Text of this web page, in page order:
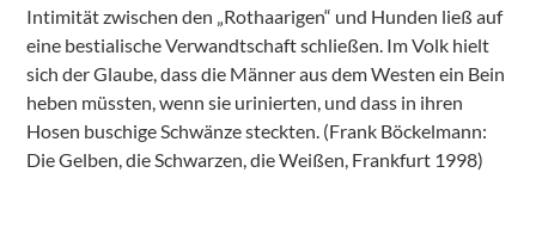
Intimität zwischen den „Rothaarigen“ und Hunden ließ auf
eine bestialische Verwandtschaft schließen. Im Volk hielt
sich der Glaube, dass die Männer aus dem Westen ein Bein
heben müssten, wenn sie urinierten, und dass in ihren
Hosen buschige Schwänze steckten. (Frank Böckelmann:
Die Gelben, die Schwarzen, die Weißen, Frankfurt 1998)